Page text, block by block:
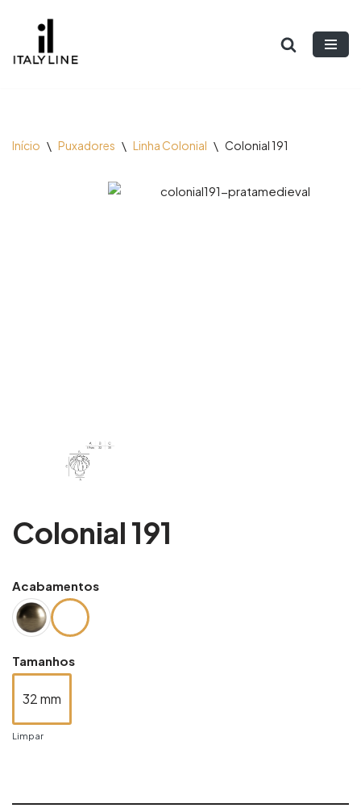
para
Início \ Puxadores \ Linha Colonial \ Colonial 191
Colonial 191
Acabamentos
Tamanhos
32 mm
Limpar